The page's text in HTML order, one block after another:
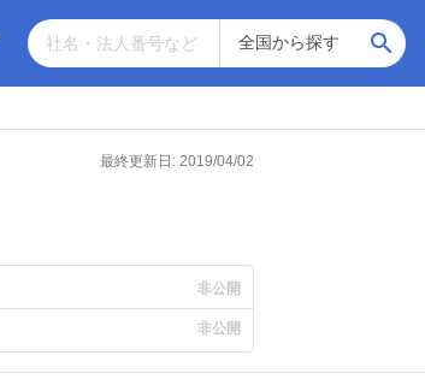
最終更新日: 2019/04/02
非公開
非公開